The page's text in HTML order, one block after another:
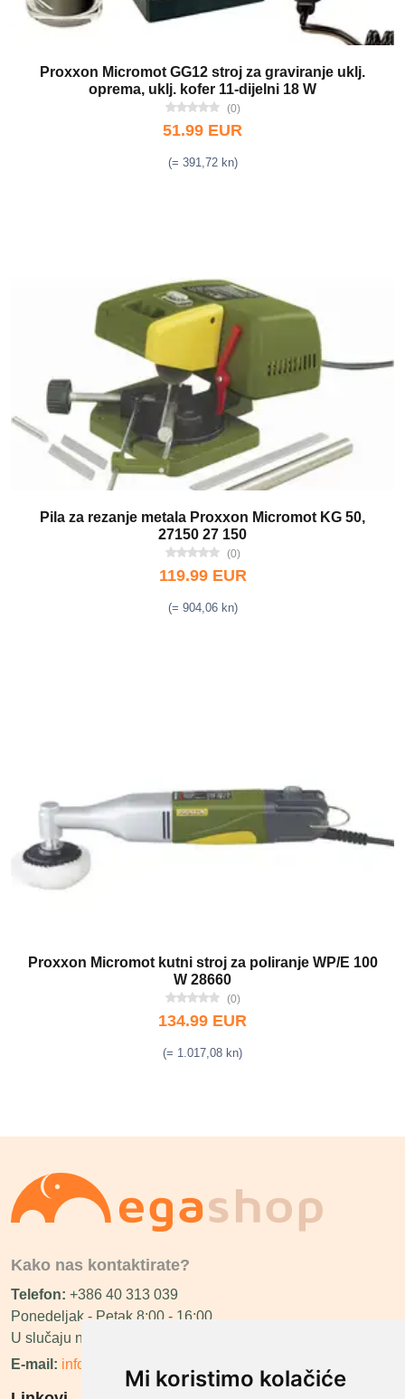
Mi koristimo kolačiće
Proxxon Micromot GG12 stroj za graviranje uklj.
oprema, uklj. kofer 11-dijelni 18 W
(0)
51.99 EUR
(= 391,72 kn)
Pila za rezanje metala Proxxon Micromot KG 50,
27150 27 150
(0)
119.99 EUR
(= 904,06 kn)
Proxxon Micromot kutni stroj za poliranje WP/E 100
W 28660
(0)
134.99 EUR
(= 1.017,08 kn)
Kako nas kontaktirate?
Telefon: +386 40 313 039
Ponedeljak - Petak 8:00 - 16:00
U slučaju neraspoloživosti ćemo vas nazvati.
E-mail: info@megashop.hr